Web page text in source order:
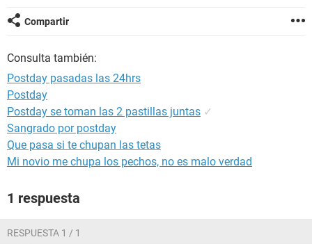
GLOSARIO
Compartir
Consulta también:
Postday pasadas las 24hrs
Postday
Postday se toman las 2 pastillas juntas ✓
Sangrado por postday
Que pasa si te chupan las tetas
Mi novio me chupa los pechos, no es malo verdad
1 respuesta
RESPUESTA 1 / 1